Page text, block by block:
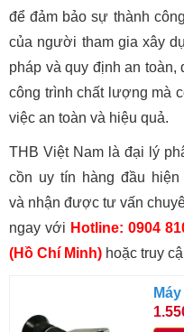
để đảm bảo sự thành
của người tham gia xây
pháp và quy định an
công trình chất lượng mà
việc an toàn và hiệu quả.
THB Việt Nam là đại lý
cồn uy tín hàng đầu
và nhận được tư vấn
ngay với Hotline: 0904
(Hồ Chí Minh) hoặc truy